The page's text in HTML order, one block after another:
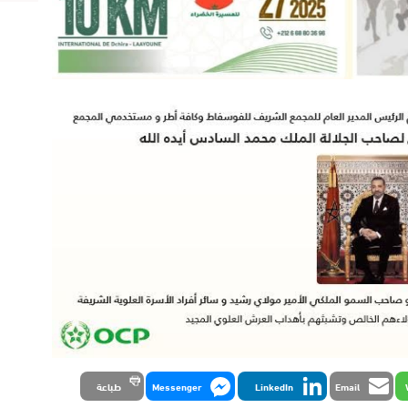
Email
LinkedIn
Messenger طباعة